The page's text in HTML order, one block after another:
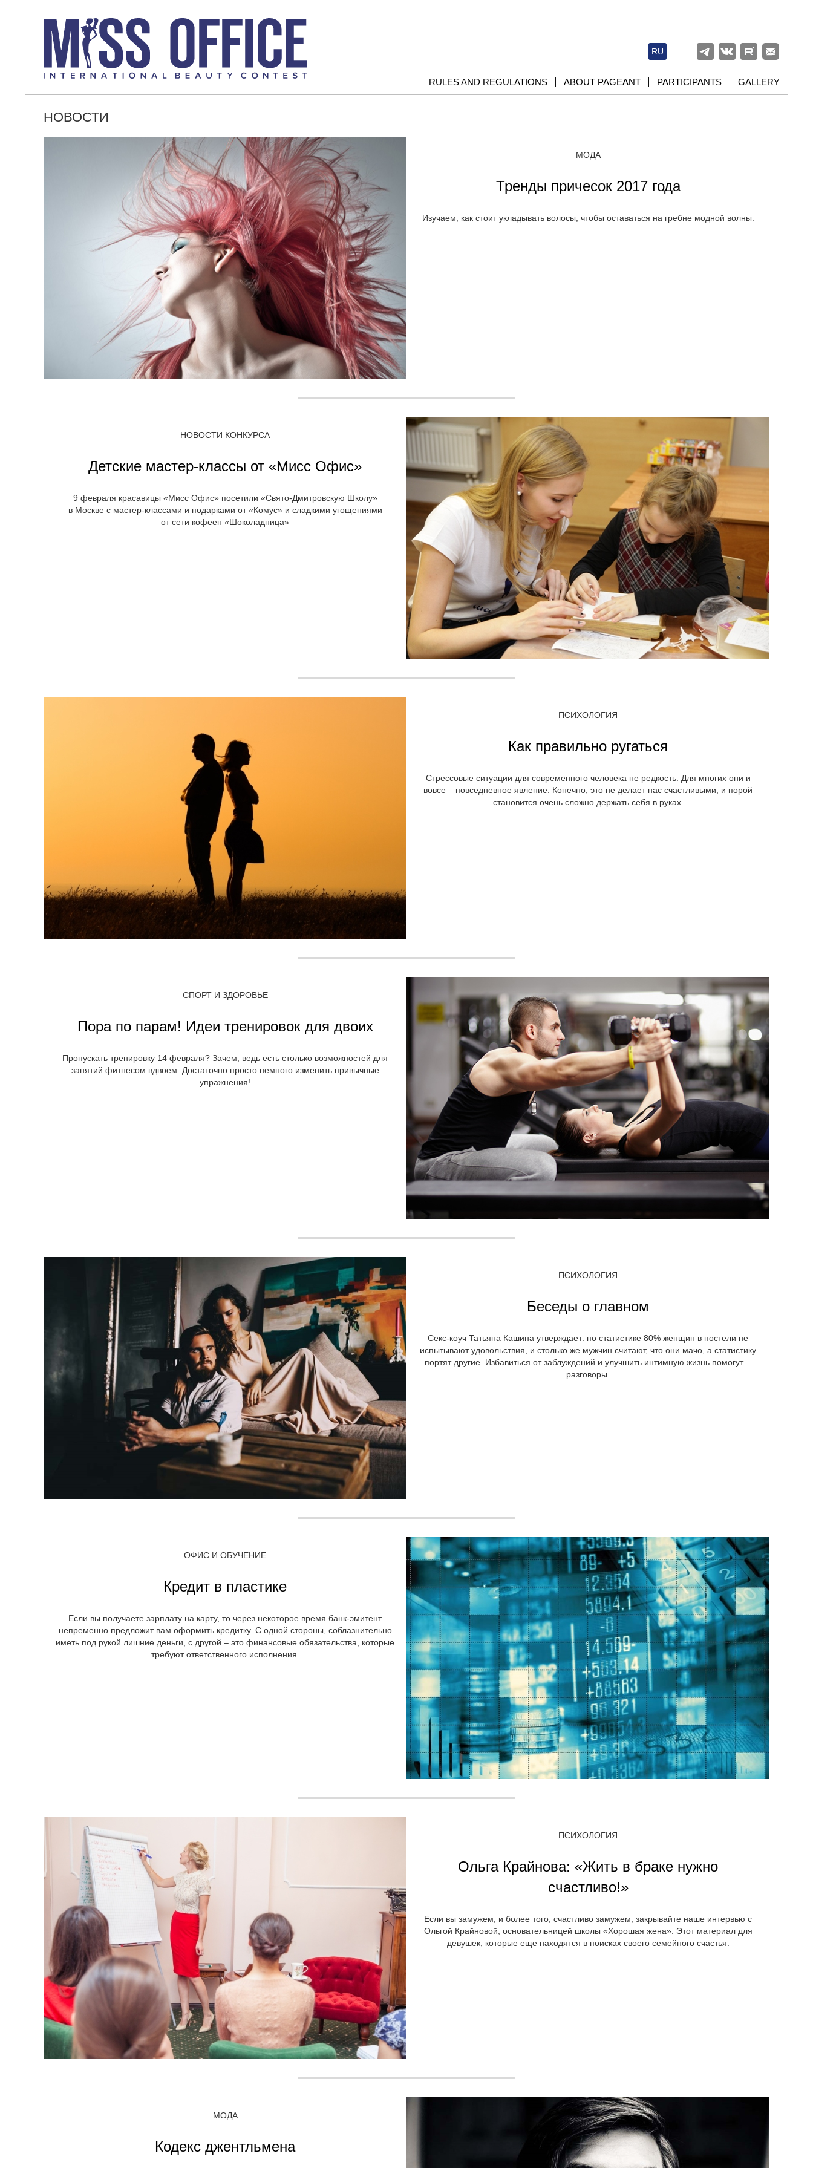
RU
RULES AND REGULATIONS ABOUT PAGEANT PARTICIPANTS GALLERY
НОВОСТИ
МОДА
Тренды причесок 2017 года
Изучаем, как стоит укладывать волосы, чтобы оставаться на гребне модной волны.
НОВОСТИ КОНКУРСА
Детские мастер-классы от «Мисс Офис»
9 февраля красавицы «Мисс Офис» посетили «Свято-Дмитровскую Школу»
в Москве с мастер-классами и подарками от «Комус» и сладкими угощениями
от сети кофеен «Шоколадница»
ПСИХОЛОГИЯ
Как правильно ругаться
Стрессовые ситуации для современного человека не редкость. Для многих они и
вовсе – повседневное явление. Конечно, это не делает нас счастливыми, и порой
становится очень сложно держать себя в руках.
СПОРТ И ЗДОРОВЬЕ
Пора по парам! Идеи тренировок для двоих
Пропускать тренировку 14 февраля? Зачем, ведь есть столько возможностей для
занятий фитнесом вдвоем. Достаточно просто немного изменить привычные
упражнения!
ПСИХОЛОГИЯ
Беседы о главном
Секс-коуч Татьяна Кашина утверждает: по статистике 80% женщин в постели не
испытывают удовольствия, и столько же мужчин считают, что они мачо, а статистику
портят другие. Избавиться от заблуждений и улучшить интимную жизнь помогут…
разговоры.
ОФИС И ОБУЧЕНИЕ
Кредит в пластике
Если вы получаете зарплату на карту, то через некоторое время банк-эмитент
непременно предложит вам оформить кредитку. С одной стороны, соблазнительно
иметь под рукой лишние деньги, с другой – это финансовые обязательства, которые
требуют ответственного исполнения.
ПСИХОЛОГИЯ
Ольга Крайнова: «Жить в браке нужно
счастливо!»
Если вы замужем, и более того, счастливо замужем, закрывайте наше интервью с
Ольгой Крайновой, основательницей школы «Хорошая жена». Этот материал для
девушек, которые еще находятся в поисках своего семейного счастья.
МОДА
Кодекс джентльмена